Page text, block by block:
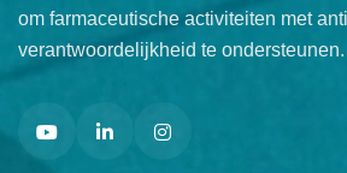
om farmaceutische activiteiten met
verantwoordelijkheid te ondersteunen.